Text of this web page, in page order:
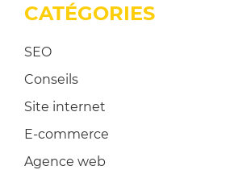
CATÉGORIES
SEO
Conseils
Site internet
E-commerce
Agence web